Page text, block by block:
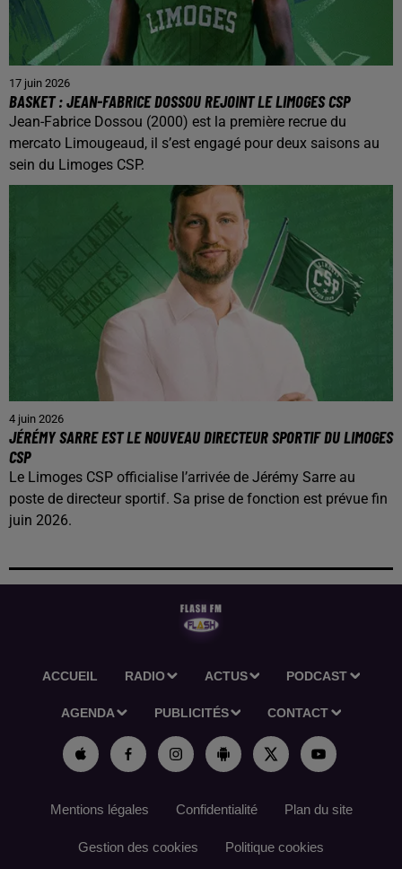
17 juin 2026
BASKET : JEAN-FABRICE DOSSOU REJOINT LE LIMOGES CSP
Jean-Fabrice Dossou (2000) est la première recrue du
mercato Limougeaud, il s’est engagé pour deux saisons au
sein du Limoges CSP.
4 juin 2026
JÉRÉMY SARRE EST LE NOUVEAU DIRECTEUR SPORTIF DU LIMOGES
CSP
Le Limoges CSP officialise l’arrivée de Jérémy Sarre au
poste de directeur sportif. Sa prise de fonction est prévue fin
juin 2026.
ACCUEIL RADIO ACTUS PODCAST
AGENDA PUBLICITÉS CONTACT
Mentions légales Confidentialité Plan du site
Gestion des cookies Politique cookies